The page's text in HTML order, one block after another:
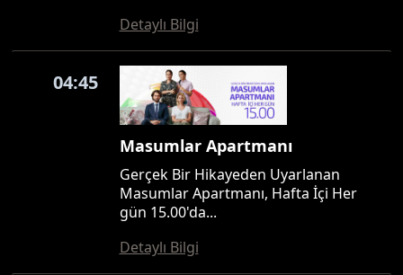
Detaylı Bilgi
04:45
Masumlar Apartmanı
Gerçek Bir Hikayeden Uyarlanan
Masumlar Apartmanı, Hafta İçi Her
gün 15.00'da...
Detaylı Bilgi